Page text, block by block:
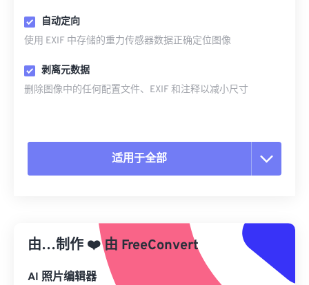
自动定向
使用 EXIF 中存储的重力传感器数据正确定位图像
剥离元数据
删除图像中的任何配置文件、EXIF 和注释以减小尺寸
适用于全部
从预设应用
另存为预设
由…制作 ❤️由 FreeConvert
AI 照片编辑器